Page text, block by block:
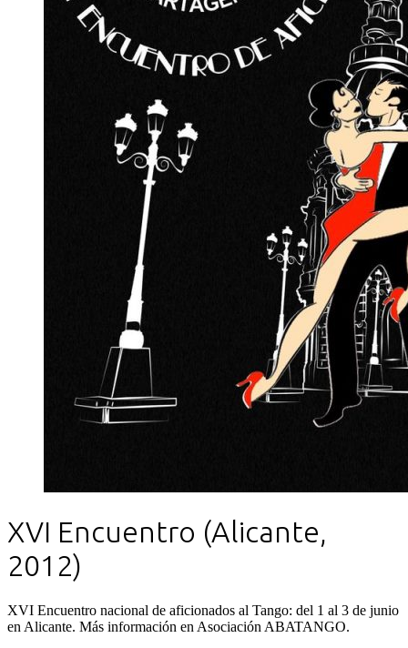
XVI Encuentro (Alicante,
2012)
XVI Encuentro nacional de aficionados al Tango: del 1 al 3 de junio
en Alicante. Más información en Asociación ABATANGO.